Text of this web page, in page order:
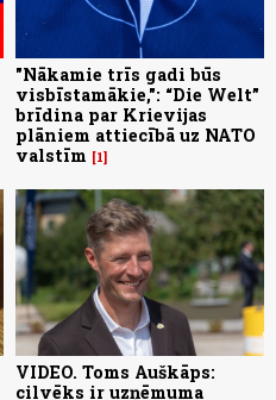
"Nākamie trīs gadi būs
visbīstamākie,": “Die Welt”
brīdina par Krievijas
plāniem attiecībā uz NATO
valstīm
1
VIDEO. Toms Auškāps:
cilvēks ir uzņēmuma